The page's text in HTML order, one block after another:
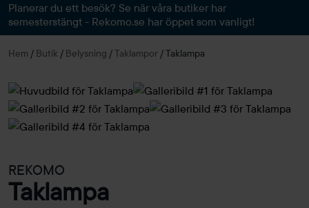
Planerar du ett besök? Se när våra butiker har
semesterstängt - Rekomo.se har öppet som vanligt!
Hem / Butik / Belysning /Taklampor /Taklampa
REKOMO
Taklampa